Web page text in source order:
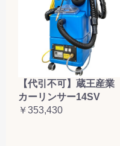
【代引不可】蔵王産業
カーリンサー14SV
￥353,430